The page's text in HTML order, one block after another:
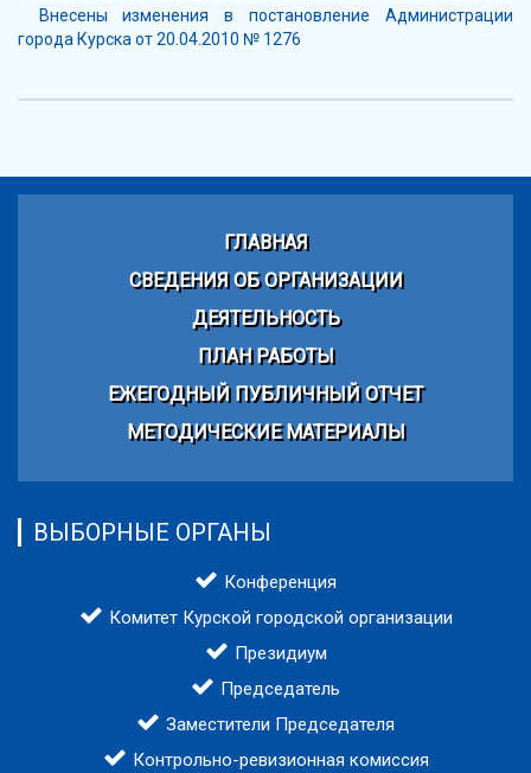
Внесены изменения в постановление Администрации
города Курска от 20.04.2010 № 1276
ГЛАВНАЯ
СВЕДЕНИЯ ОБ ОРГАНИЗАЦИИ
ДЕЯТЕЛЬНОСТЬ
ПЛАН РАБОТЫ
ЕЖЕГОДНЫЙ ПУБЛИЧНЫЙ ОТЧЕТ
МЕТОДИЧЕСКИЕ МАТЕРИАЛЫ
ВЫБОРНЫЕ ОРГАНЫ
Конференция
Комитет Курской городской организации
Президиум
Председатель
Заместители Председателя
Контрольно-ревизионная комиссия